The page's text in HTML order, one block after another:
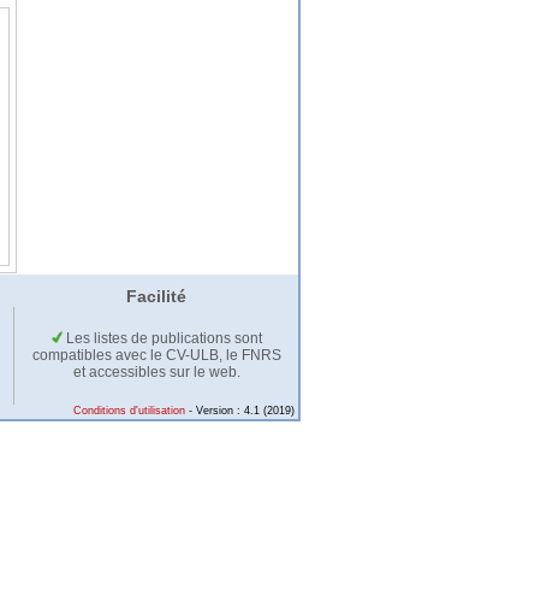
Facilité
Les listes de publications sont
compatibles avec le CV-ULB, le FNRS
et accessibles sur le web.
Conditions d'utilisation - Version : 4.1 (2019)